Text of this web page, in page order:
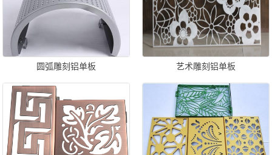
圆弧雕刻铝单板 艺术雕刻铝单板